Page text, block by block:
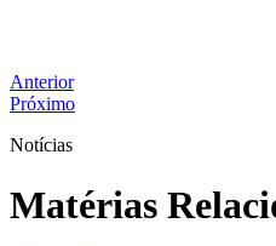
Anterior
Próximo
Notícias
Matérias